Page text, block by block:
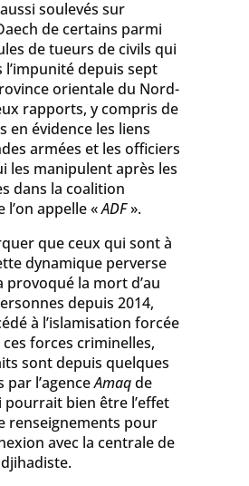
soulevés sur
de certains parmi
de tueurs de civils qui
l’impunité depuis sept
orientale du Nord-
rapports, y compris de
en évidence les liens
armées et les officiers
les manipulent après les
dans la coalition
l’on appelle «ADF».
que ceux qui sont à
dynamique perverse
provoqué la mort d’au
depuis 2014,
à l’islamisation forcée
ces forces criminelles,
sont depuis quelques
par l’agenceAmaqde
pourrait bien être l’effet
renseignements pour
avec la centrale de